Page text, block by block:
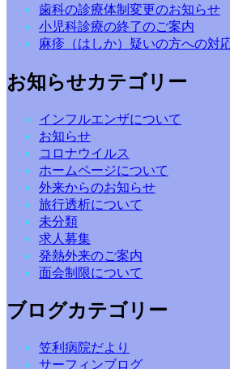
歯科の診療体制変更のお知らせ
小児科診療の終了のご案内
麻疹（はしか）疑いの方への対
お知らせカテゴリー
インフルエンザについて
お知らせ
コロナウイルス
ホームページについて
外来からのお知らせ
旅行透析について
未分類
求人募集
発熱外来のご案内
面会制限について
ブログカテゴリー
笠利病院だより
サーフィンブログ